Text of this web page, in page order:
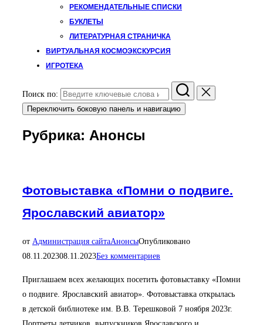
РЕКОМЕНДАТЕЛЬНЫЕ СПИСКИ
БУКЛЕТЫ
ЛИТЕРАТУРНАЯ СТРАНИЧКА
ВИРТУАЛЬНАЯ КОСМОЭКСКУРСИЯ
ИГРОТЕКА
Поиск по:
Переключить боковую панель и навигацию
Рубрика: Анонсы
Фотовыставка «Помни о подвиге.
Ярославский авиатор»
от Администрация сайтаАнонсыОпубликовано
08.11.202308.11.2023Без комментариев
Приглашаем всех желающих посетить фотовыставку «Помни
о подвиге. Ярославский авиатор». Фотовыставка открылась
в детской библиотеке им. В.В. Терешковой 7 ноября 2023г.
Портреты летчиков, выпускников Ярославского и